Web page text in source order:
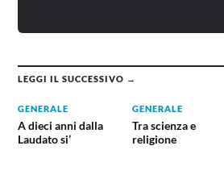
LEGGI IL SUCCESSIVO →
GENERALE
A dieci anni dalla
Laudato si’
GENERALE
Tra scienza e
religione